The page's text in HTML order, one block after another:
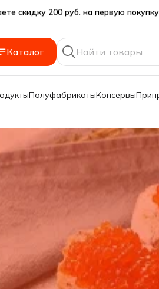
в корзине
при оплате наличными
Каталог
ПолуфабрикатыКонсервы